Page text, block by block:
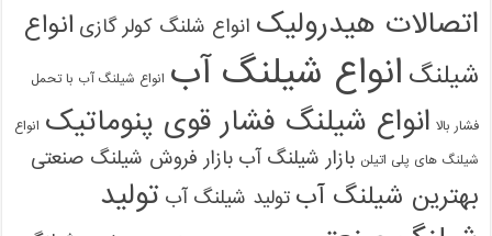
اتصالات هیدرولیک انواع شلنگ کولر گازی انواع
شیلنگ انواع شیلنگ آب انواع شیلنگ آب با تحمل
فشار بالا انواع شیلنگ فشار قوی پنوماتیک انواع
شیلنگ های پلی اتیلن بازار شیلنگ آب بازار فروش شیلنگ صنعتی
بهترین شیلنگ آب تولید شیلنگ آب تولید